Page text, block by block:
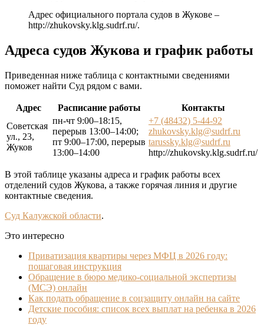
Адрес официального портала судов в Жукове –
http://zhukovsky.klg.sudrf.ru/.
Адреса судов Жукова и график работы
Приведенная ниже таблица с контактными сведениями
поможет найти Суд рядом с вами.
Адрес Расписание работы
Контакты
Советская
ул., 23,
Жуков
пн-чт 9:00–18:15,
перерыв 13:00–14:00;
пт 9:00–17:00, перерыв
13:00–14:00
+7 (48432) 5-44-92
zhukovsky.klg@sudrf.ru
tarussky.klg@sudrf.ru
http://zhukovsky.klg.sudrf.ru/
В этой таблице указаны адреса и график работы всех
отделений судов Жукова, а также горячая линия и другие
контактные сведения.
Суд Калужской области.
Это интересно
Приватизация квартиры через МФЦ в 2026 году:
пошаговая инструкция
Обращение в бюро медико-социальной экспертизы
(МСЭ) онлайн
Как подать обращение в соцзащиту онлайн на сайте
Детские пособия: список всех выплат на ребенка в 2026
году